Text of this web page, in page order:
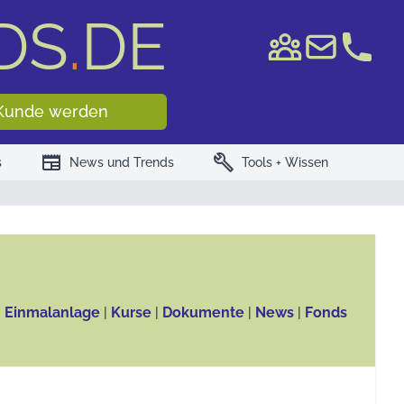
.DE
WKN/ISIN
werden
newspaper News und Trends build Tools + Wissen
Einmalanlage | Kurse | Dokumente | News | Fonds